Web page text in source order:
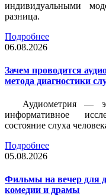
индивидуальными
разница.
Подробнее
06.08.2026
Зачем проводится
метода диагностики
Аудиометрия —
информативное
состояние слуха
Подробнее
05.08.2026
Фильмы на вечер для
комедии и драмы